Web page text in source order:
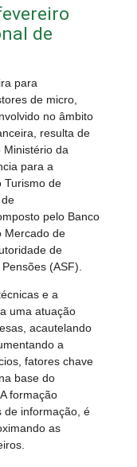
de
para
de micro,
no âmbito
resulta de
Ministério da
para a
Turismo de
pelo Banco
Mercado de
de
(ASF).
e a
uma atuação
acautelando
a
fatores chave
base do
formação
de informação, é
as